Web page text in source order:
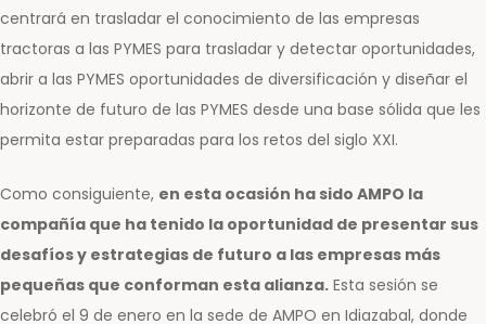
centrará en trasladar el conocimiento de las empresas
tractoras a las PYMES para trasladar y detectar oportunidades,
abrir a las PYMES oportunidades de diversificación y diseñar el
horizonte de futuro de las PYMES desde una base sólida que les
permita estar preparadas para los retos del siglo XXI.
Como consiguiente, en esta ocasión ha sido AMPO la
compañía que ha tenido la oportunidad de presentar sus
desafíos y estrategias de futuro a las empresas más
pequeñas que conforman esta alianza. Esta sesión se
celebró el 9 de enero en la sede de AMPO en Idiazabal, donde